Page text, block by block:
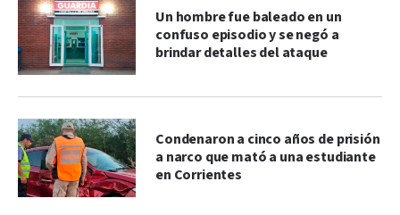
Un hombre fue baleado en un
confuso episodio y se negó a
brindar detalles del ataque
Condenaron a cinco años de prisión
a narco que mató a una estudiante
en Corrientes